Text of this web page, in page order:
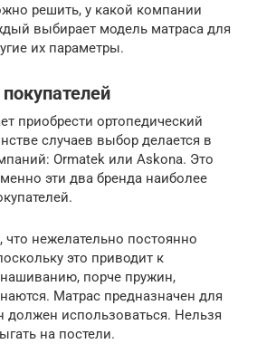
решить, у какой компании
выбирает модель матраса для
их параметры.
приобрести ортопедический
случаев выбор делается в
Ormatek или Askona. Это
эти два бренда наиболее
что нежелательно постоянно
это приводит к
порче пружин,
Матрас предназначен для
должен использоваться. Нельзя
на постели.